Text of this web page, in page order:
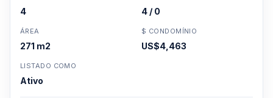
4 4 / 0
ÁREA
271 m2
$ CONDOMÍNIO
US$4,463
LISTADO COMO
Ativo